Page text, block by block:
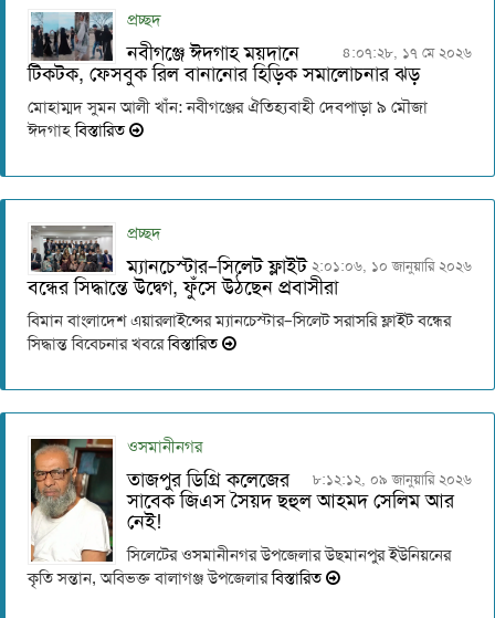
প্রচ্ছদ
৪:০৭:২৮, ১৭ মে ২০২৬
নবীগঞ্জে ঈদগাহ ময়দানে
টিকটক, ফেসবুক রিল বানানোর হিড়িক সমালোচনার ঝড়
মোহাম্মদ সুমন আলী খাঁন: নবীগঞ্জের ঐতিহ্যবাহী দেবপাড়া ৯ মৌজা
ঈদগাহবিস্তারিত
প্রচ্ছদ
২:০১:০৬, ১০ জানুয়ারি ২০২৬
ম্যানচেস্টার–সিলেট ফ্লাইট
বন্ধের সিদ্ধান্তে উদ্বেগ, ফুঁসে উঠছেন প্রবাসীরা
বিমান বাংলাদেশ এয়ারলাইন্সের ম্যানচেস্টার–সিলেট সরাসরি ফ্লাইট বন্ধের
সিদ্ধান্ত বিবেচনার খবরেবিস্তারিত
ওসমানীনগর
৮:১২:১২, ০৯ জানুয়ারি ২০২৬
তাজপুর ডিগ্রি কলেজের
সাবেক জিএস সৈয়দ ছহুল আহমদ সেলিম আর
নেই!
সিলেটের ওসমানীনগর উপজেলার উছমানপুর ইউনিয়নের
কৃতি সন্তান, অবিভক্ত বালাগঞ্জ উপজেলারবিস্তারিত